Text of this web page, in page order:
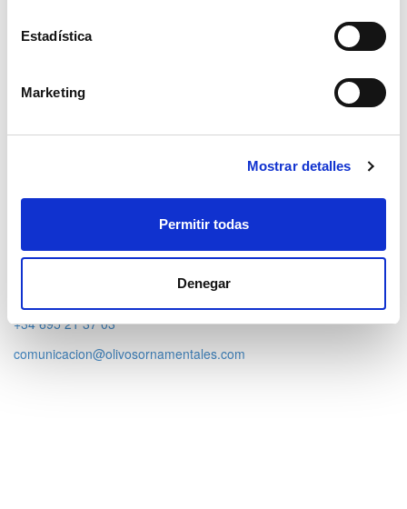
Estadística
Marketing
Mostrar detalles
Permitir todas
Denegar
Nosotros
Oficina y vivero principal
Ctra. Madrid-Cádiz, km. 450
41400 – Écija (Sevilla) – España
+34 695 21 37 03
comunicacion@olivosornamentales.com